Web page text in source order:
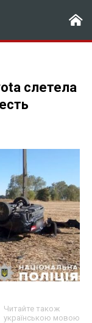
слетела
Читайте також
українською мовою